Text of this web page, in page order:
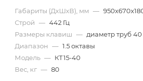
Габариты (ДхШхВ), мм —
Строй — 442 Гц
Размеры клавиш — диаметр труб
Диапазон — 1.5 октавы
Модель — КТ15-40
Вес, кг — 80